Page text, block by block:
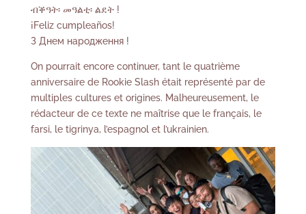
ብቕዓት፡ መዓልቲ፡ ልደት !
¡Feliz cumpleaños!
З Днем народження !
On pourrait encore continuer, tant le quatrième
anniversaire de Rookie Slash était représenté par de
multiples cultures et origines. Malheureusement, le
rédacteur de ce texte ne maîtrise que le français, le
farsi, le tigrinya, l’espagnol et l’ukrainien.